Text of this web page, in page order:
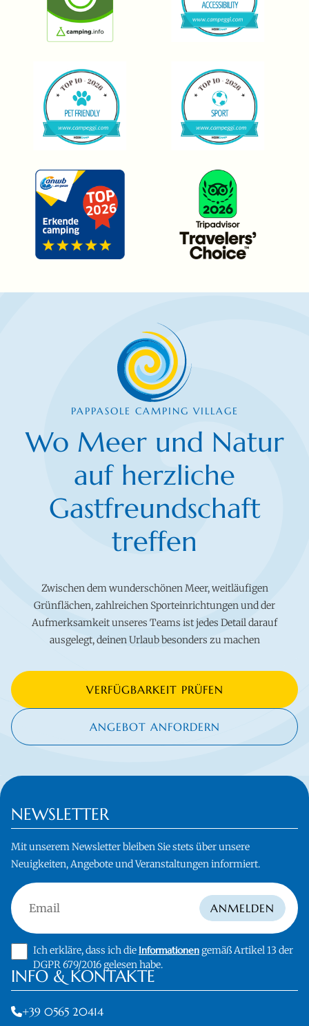
Wo Meer und Natur
auf herzliche
Gastfreundschaft
treffen
PAPPASOLE CAMPING VILLAGE
Zwischen dem wunderschönen Meer, weitläufigen
Grünflächen, zahlreichen Sporteinrichtungen und der
Aufmerksamkeit unseres Teams ist jedes Detail darauf
ausgelegt, deinen Urlaub besonders zu machen
VERFÜGBARKEIT PRÜFEN
ANGEBOT ANFORDERN
NEWSLETTER
Mit unserem Newsletter bleiben Sie stets über unsere
Neuigkeiten, Angebote und Veranstaltungen informiert.
Email ANMELDEN
Ich erkläre, dass ich die Informationen gemäß Artikel 13 der
DGPR 679/2016 gelesen habe.
INFO & KONTAKTE
+39 0565 20414